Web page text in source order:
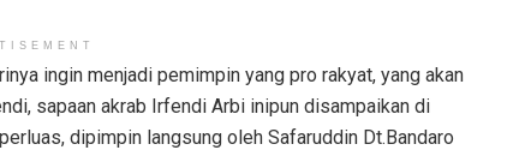
ingin menjadi pemimpin yang pro rakyat, yang akan
sapaan akrab Irfendi Arbi inipun disampaikan di
dipimpin langsung oleh Safaruddin Dt.Bandaro